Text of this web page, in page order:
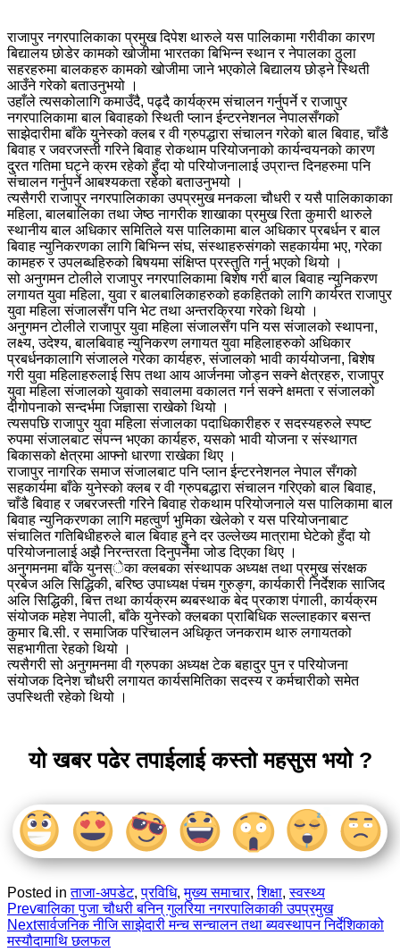
राजापुर नगरपालिकाका प्रमुख दिपेश थारुले यस पालिकामा गरीवीका कारण
बिद्यालय छोडेर कामको खोजीमा भारतका बिभिन्न स्थान र नेपालका ठुला
सहरहरुमा बालकहरु कामको खोजीमा जाने भएकोले बिद्यालय छोड्ने स्थिती
आउँने गरेको बताउनुभयो ।
उहाँले त्यसकोलागि कमाउँदै, पढ्दै कार्यक्रम संचालन गर्नुपर्ने र राजापुर
नगरपालिकामा बाल बिवाहको स्थिती प्लान ईन्टरनेशनल नेपालसँगको
साझेदारीमा बाँके युनेस्को क्लब र वी ग्रुपद्धारा संचालन गरेको बाल बिवाह, चाँडै
बिवाह र जवरजस्ती गरिने बिवाह रोकथाम परियोजनाको कार्यन्वयनको कारण
दु्रत गतिमा घट्ने क्रम रहेको हुँदा यो परियोजनालाई उप्रान्त दिनहरुमा पनि
संचालन गर्नुपर्ने आबश्यकता रहेको बताउनुभयो ।
त्यसैगरी राजापुर नगरपालिकाका उपप्रमुख मनकला चौधरी र यसै पालिकाकाका
महिला, बालबालिका तथा जेष्ठ नागरीक शाखाका प्रमुख रिता कुमारी थारुले
स्थानीय बाल अधिकार समितिले यस पालिकामा बाल अधिकार प्रबर्धन र बाल
बिवाह न्युनिकरणका लागि बिभिन्न संघ, संस्थाहरुसंगको सहकार्यमा भए, गरेका
कामहरु र उपलब्धहिरुको बिषयमा संक्षिप्त प्रस्तुति गर्नु भएको थियो ।
सो अनुगमन टोलीले राजापुर नगरपालिकामा बिशेष गरी बाल बिवाह न्युनिकरण
लगायत युवा महिला, युवा र बालबालिकाहरुको हकहितको लागि कार्यरत राजापुर
युवा महिला संजालसँग पनि भेट तथा अन्तरक्रिया गरेको थियो ।
अनुगमन टोलीले राजापुर युवा महिला संजालसँग पनि यस संजालको स्थापना,
लक्ष्य, उदेश्य, बालबिवाह न्युनिकरण लगायत युवा महिलाहरुको अधिकार
प्रबर्धनकालागि संजालले गरेका कार्यहरु, संजालको भावी कार्ययोजना, बिशेष
गरी युवा महिलाहरुलाई सिप तथा आय आर्जनमा जोड्न सक्ने क्षेत्रहरु, राजापुर
युवा महिला संजालको युवाको सवालमा वकालत गर्न सक्ने क्षमता र संजालको
दीगोपनाको सन्दर्भमा जिज्ञासा राखेको थियो ।
त्यसपछि राजापुर युवा महिला संजालका पदाधिकारीहरु र सदस्यहरुले स्पष्ट
रुपमा संजालबाट संपन्न भएका कार्यहरु, यसको भावी योजना र संस्थागत
बिकासको क्षेत्रमा आफ्नो धारणा राखेका थिए ।
राजापुर नागरिक समाज संजालबाट पनि प्लान ईन्टरनेशनल नेपाल सँगको
सहकार्यमा बाँके युनेस्को क्लब र वी ग्रुपबद्धारा संचालन गरिएको बाल बिवाह,
चाँडै बिवाह र जबरजस्ती गरिने बिवाह रोकथाम परियोजनाले यस पालिकामा बाल
बिवाह न्युनिकरणका लागि महत्वुर्ण भुमिका खेलेको र यस परियोजनाबाट
संचालित गतिबिधीहरुले बाल बिवाह हुने दर उल्लेख्य मात्रामा घेटेको हुँदा यो
परियोजनालाई अझै निरन्तरता दिनुपर्नेमा जोड दिएका थिए ।
अनुगमनमा बाँके युनस्ेका क्लबका संस्थापक अध्यक्ष तथा प्रमुख संरक्षक
प्रबेज अलि सिद्धिकी, बरिष्ठ उपाध्यक्ष पंचम गुरुङ्ग, कार्यकारी निर्देशक साजिद
अलि सिद्धिकी, बित्त तथा कार्यक्रम ब्यबस्थाक बेद प्रकाश पंगाली, कार्यक्रम
संयोजक महेश नेपाली, बाँके युनेस्को क्लबका प्राबिधिक सल्लाहकार बसन्त
कुमार बि.सी. र समाजिक परिचालन अधिकृत जनकराम थारु लगायतको
सहभागीता रेहको थियो ।
त्यसैगरी सो अनुगमनमा वी ग्रुपका अध्यक्ष टेक बहादुर पुन र परियोजना
संयोजक दिनेश चौधरी लगायत कार्यसमितिका सदस्य र कर्मचारीको समेत
उपस्थिती रहेको थियो ।
यो खबर पढेर तपाईलाई कस्तो महसुस भयो ?
Posted inताजा-अपडेट,प्रविधि,मुख्य समाचार,शिक्षा,स्वस्थ्य
Prevबालिका पुजा चौधरी बनिन् गुलरिया नगरपालिकाकी उपप्रमुख
Nextसार्वजनिक नीजि साझेदारी मन्च सन्चालन तथा ब्यवस्थापन निर्देशिकाको
मस्यौदामाथि छलफल